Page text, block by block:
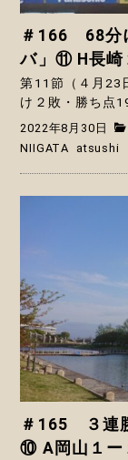
＃166 68分
バ」⑪ H長崎
第11節（４月
け２敗・勝ち点
2022年8月30日
NIIGATA
atsushi
＃165 ３連
⑩ A岡山１ー